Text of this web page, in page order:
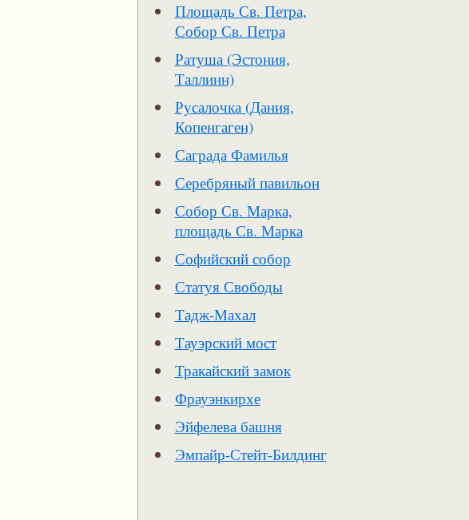
Площадь Св. Петра,
Собор Св. Петра
Ратуша (Эстония,
Таллинн)
Русалочка (Дания,
Копенгаген)
Саграда Фамилья
Серебряный павильон
Собор Св. Марка,
площадь Св. Марка
Софийский собор
Статуя Свободы
Тадж-Махал
Тауэрский мост
Тракайский замок
Фрауэнкирхе
Эйфелева башня
Эмпайр-Стейт-Билдинг